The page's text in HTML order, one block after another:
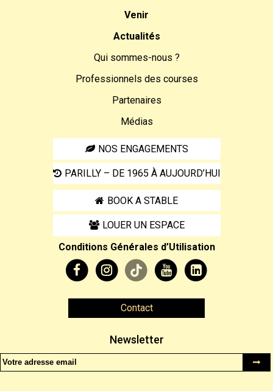
Venir
Actualités
Qui sommes-nous ?
Professionnels des courses
Partenaires
Médias
NOS ENGAGEMENTS
PARILLY – DE 1965 À AUJOURD’HUI
BOOK A STABLE
LOUER UN ESPACE
Conditions Générales d’Utilisation
Contact
Newsletter